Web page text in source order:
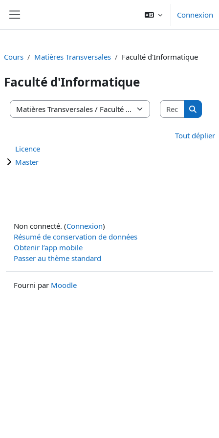
Connexion
Cours Matières Transversales Faculté d'Informatique
Faculté d'Informatique
Catégories de cours
Tout déplier
Licence
Master
Non connecté. (Connexion)
Résumé de conservation de données
Obtenir l’app mobile
Passer au thème standard
Fourni par Moodle